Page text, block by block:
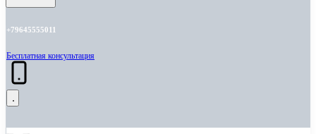
+79645555011
Бесплатная консультация